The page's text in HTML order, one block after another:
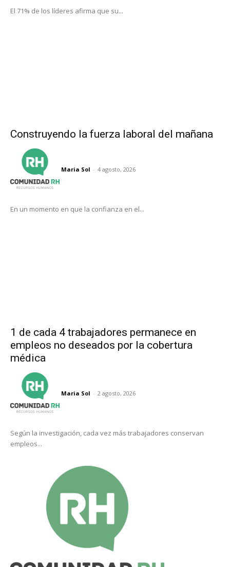
El 71% de los líderes afirma que su...
Construyendo la fuerza laboral del mañana
Maria Sol - 4 agosto, 2026
En un momento en que la confianza en el...
1 de cada 4 trabajadores permanece en
empleos no deseados por la cobertura
médica
Maria Sol - 2 agosto, 2026
Según la investigación, cada vez más trabajadores conservan
empleos...